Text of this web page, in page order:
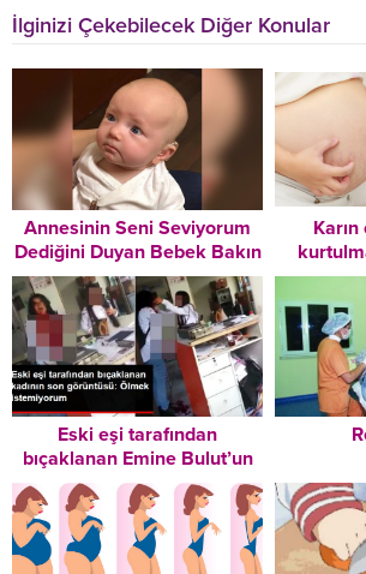
İlginizi Çekebilecek Diğer Konular
Annesinin Seni Seviyorum
Dediğini Duyan Bebek Bakın
Nasıl Duygulandı
Eski eşi tarafından
bıçaklanan Emine Bulut’un
son görüntüsü ortaya çıktı:
Ölmek istemiyorum